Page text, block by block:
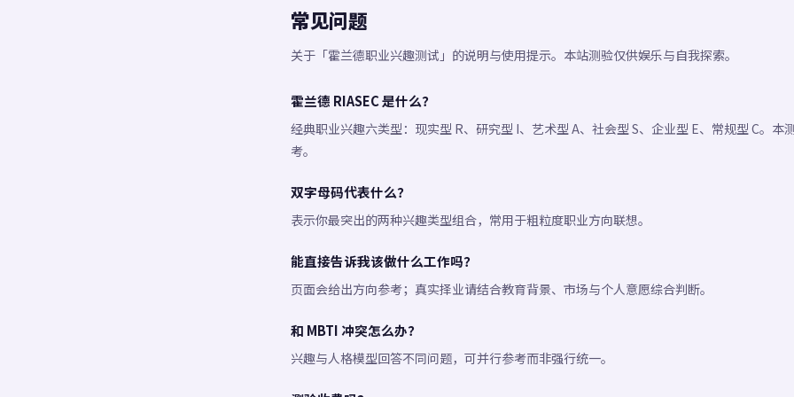
常见问题
关于「霍兰德职业兴趣测试」的说明与使用提示。本站测验仅供娱乐与自我探索。
霍兰德 RIASEC 是什么？
经典职业兴趣六类型：现实型 R、研究型 I、艺术型 A、社会型 S、企业型 E、常规型 C。本
考。
双字母码代表什么？
表示你最突出的两种兴趣类型组合，常用于粗粒度职业方向联想。
能直接告诉我该做什么工作吗？
页面会给出方向参考；真实择业请结合教育背景、市场与个人意愿综合判断。
和 MBTI 冲突怎么办？
兴趣与人格模型回答不同问题，可并行参考而非强行统一。